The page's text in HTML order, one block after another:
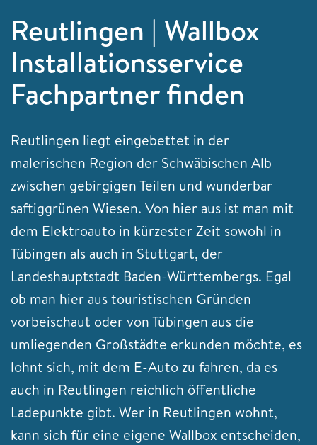
Reutlingen | Wallbox
Installationsservice
Fachpartner finden
Reutlingen liegt eingebettet in der
malerischen Region der Schwäbischen Alb
zwischen gebirgigen Teilen und wunderbar
saftiggrünen Wiesen. Von hier aus ist man mit
dem Elektroauto in kürzester Zeit sowohl in
Tübingen als auch in Stuttgart, der
Landeshauptstadt Baden-Württembergs. Egal
ob man hier aus touristischen Gründen
vorbeischaut oder von Tübingen aus die
umliegenden Großstädte erkunden möchte, es
lohnt sich, mit dem E-Auto zu fahren, da es
auch in Reutlingen reichlich öffentliche
Ladepunkte gibt. Wer in Reutlingen wohnt,
kann sich für eine eigene Wallbox entscheiden,